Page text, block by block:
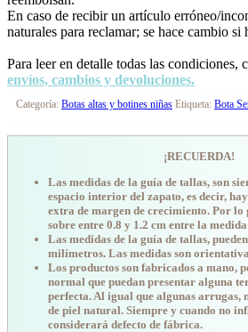
En caso de recibir un artículo erróneo/
naturales para reclamar; se hace cambio si
Para leer en detalle todas las condiciones,
envíos, cambios y devoluciones.
Categoría: Botas altas y botines niñas Etiqueta: Bota
¡RECUERDA!
Las medidas de la guía de tallas, son
espacio interior del zapato, es decir,
extra de margen de crecimiento. Por lo
sobre entre 0.8 y 1.2 cm entre la
Las medidas de la guía de tallas,
milímetros. Las medidas son
Los productos son fabricados a mano,
normal que puedan presentar alguna
perfecta. Al igual que algunas arrugas,
de piel natural. Siempre y cuando no
considerará defecto de fábrica.